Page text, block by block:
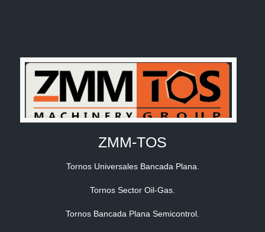
ZMM-TOS
Tornos Universales Bancada Plana.
Tornos Sector Oil-Gas.
Tornos Bancada Plana Semicontrol.